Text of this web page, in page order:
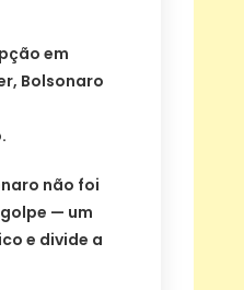
em
Bolsonaro
não foi
— um
e divide a